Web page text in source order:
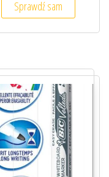
Sprawdź sam